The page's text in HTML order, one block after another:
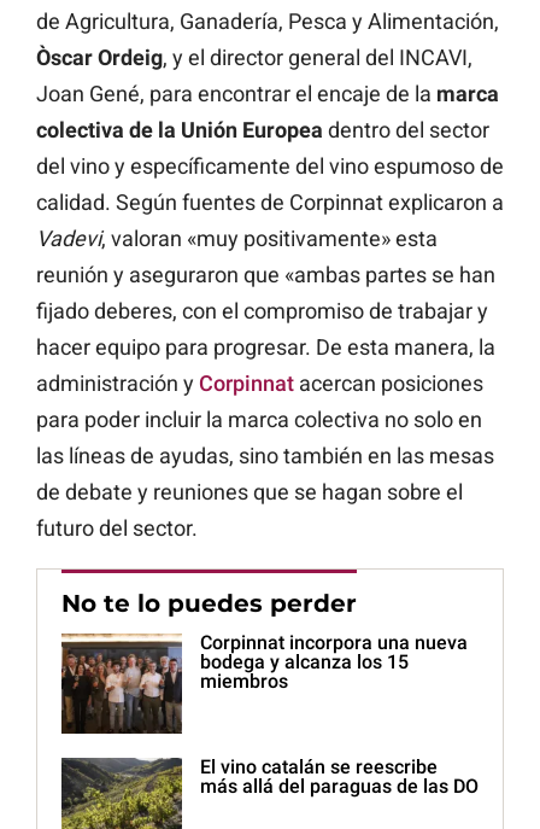
de Agricultura, Ganadería, Pesca y Alimentación,
Òscar Ordeig, y el director general del INCAVI,
Joan Gené, para encontrar el encaje de la marca
colectiva de la Unión Europea dentro del sector
del vino y específicamente del vino espumoso de
calidad. Según fuentes de Corpinnat explicaron a
Vadevi, valoran «muy positivamente» esta
reunión y aseguraron que «ambas partes se han
fijado deberes, con el compromiso de trabajar y
hacer equipo para progresar. De esta manera, la
administración y Corpinnat acercan posiciones
para poder incluir la marca colectiva no solo en
las líneas de ayudas, sino también en las mesas
de debate y reuniones que se hagan sobre el
futuro del sector.
No te lo puedes perder
Corpinnat incorpora una nueva
bodega y alcanza los 15
miembros
El vino catalán se reescribe
más allá del paraguas de las DO